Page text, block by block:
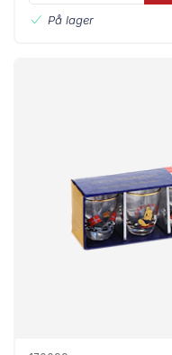
På lager